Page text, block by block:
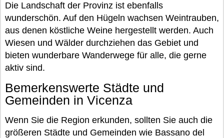
Die Landschaft der Provinz ist ebenfalls
wunderschön. Auf den Hügeln wachsen Weintrauben,
aus denen köstliche Weine hergestellt werden. Auch
Wiesen und Wälder durchziehen das Gebiet und
bieten wunderbare Wanderwege für alle, die gerne
aktiv sind.
Bemerkenswerte Städte und
Gemeinden in Vicenza
Wenn Sie die Region erkunden, sollten Sie auch die
größeren Städte und Gemeinden wie Bassano del